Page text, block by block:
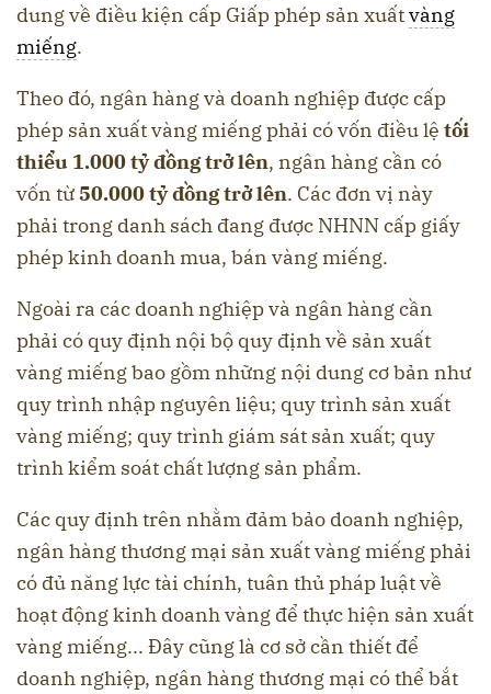
dung về điều kiện cấp Giấp phép sản xuấtvàng
miếng.
Theo đó, ngân hàng và doanh nghiệp được cấp
phép sản xuất vàng miếng phải có vốn điều lệ tối
thiểu 1.000 tỷ đồngtrở lên, ngân hàng cần có
vốn từ50.000 tỷ đồng trở lên. Các đơn vị này
phải trong danh sách đang được NHNN cấp giấy
phép kinh doanh mua, bán vàng miếng.
Ngoài ra các doanh nghiệp và ngân hàng cần
phải có quy định nội bộ quy định về sản xuất
vàng miếng bao gồm những nội dung cơ bản như
quy trình nhập nguyên liệu; quy trình sản xuất
vàng miếng; quy trình giám sát sản xuất; quy
trình kiểm soát chất lượng sản phẩm.
Các quy định trên nhằm đảm bảo doanh nghiệp,
ngân hàng thương mại sản xuất vàng miếng phải
có đủ năng lực tài chính, tuân thủ pháp luật về
hoạt động kinh doanh vàng để thực hiện sản xuất
vàng miếng... Đây cũng là cơ sở cần thiết để
doanh nghiệp, ngân hàng thương mại có thể bắt